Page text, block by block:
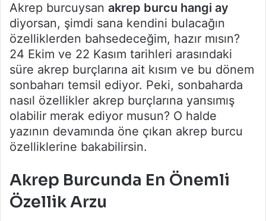
Akrep burcuysan akrep burcu hangi ay
diyorsan, şimdi sana kendini bulacağın
özelliklerden bahsedeceğim, hazır mısın?
24 Ekim ve 22 Kasım tarihleri arasındaki
süre akrep burçlarına ait kısım ve bu dönem
sonbaharı temsil ediyor. Peki, sonbaharda
nasıl özellikler akrep burçlarına yansımış
olabilir merak ediyor musun? O halde
yazının devamında öne çıkan akrep burcu
özelliklerine bakabilirsin.
Akrep Burcunda En Önemli
Özellik Arzu